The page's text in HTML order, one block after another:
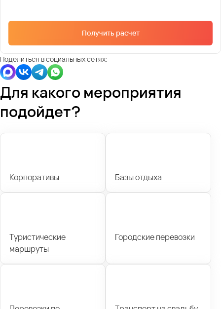
Получить расчет
Поделиться в социальных сетях:
Для какого мероприятия
подойдет?
Корпоративы Базы отдыха
Туристические
маршруты
Городские перевозки